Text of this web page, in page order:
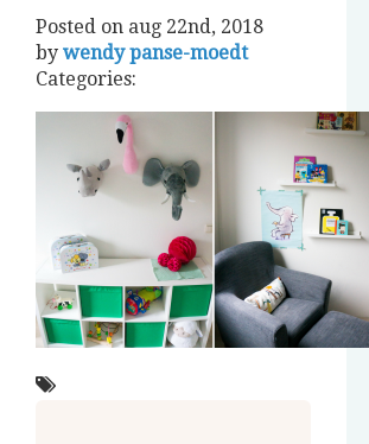
Posted on aug 22nd, 2018
by wendy panse-moedt
Categories: